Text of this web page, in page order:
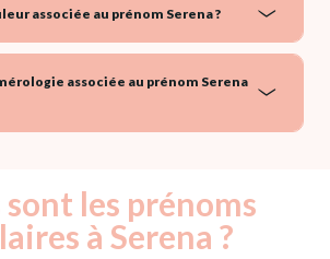
associée au prénom Serena ?
associée au prénom Serena
sont les prénoms
à Serena ?